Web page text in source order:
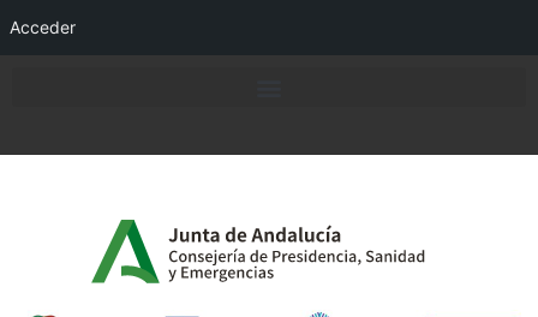
Acceder